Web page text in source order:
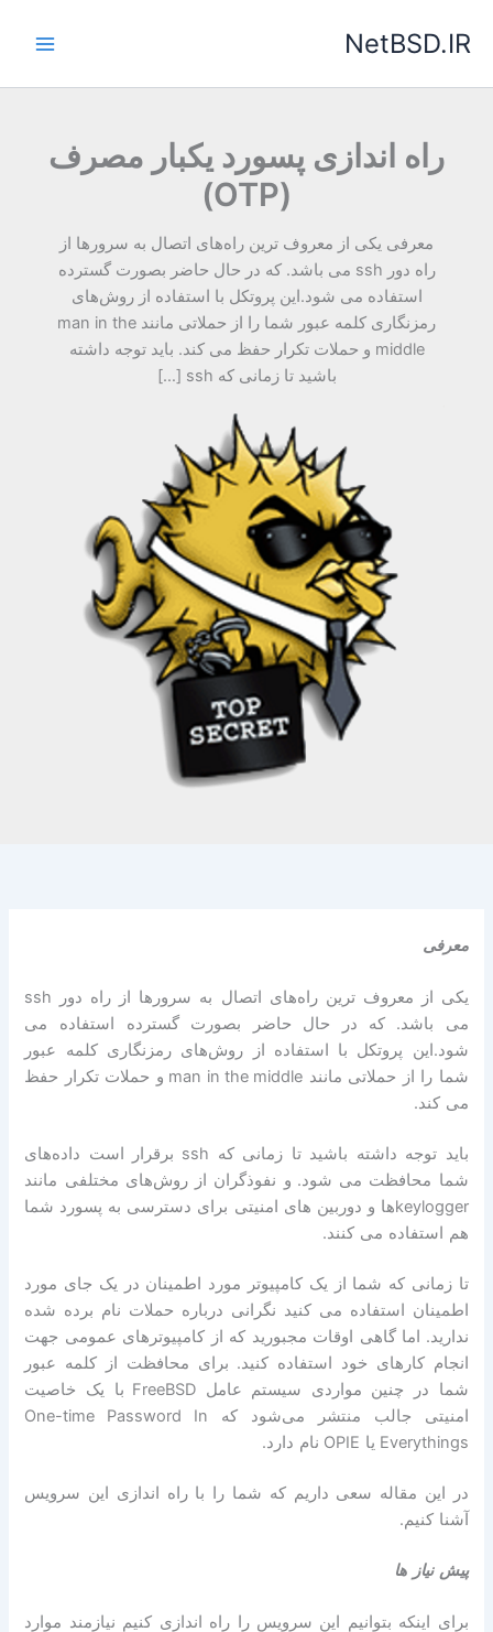
NetBSD.IR
راه اندازی پسورد یکبار مصرف
(OTP)
معرفی یکی از معروف ترین راه‌های اتصال به سرورها از
راه دور ssh می باشد. که در حال حاضر بصورت گسترده
استفاده می شود.این پروتکل با استفاده از روش‌های
رمزنگاری کلمه عبور شما را از حملاتی مانند man in the
middle و حملات تکرار حفظ می کند. باید توجه داشته
باشید تا زمانی که ssh […]
معرفی
یکی از معروف ترین راه‌های اتصال به سرورها از راه دور ssh
می باشد . که در حال حاضر بصورت گسترده استفاده می
شود .این پروتکل با استفاده از روش‌های رمزنگاری کلمه عبور
شما را از حملاتی مانند man in the middle و حملات تکرار حفظ
می کند .
باید توجه داشته باشید تا زمانی که ssh برقرار است داده‌های
شما محافظت می شود . و نفوذگران از روش‌های مختلفی مانند
keyloggerها و دوربین های امنیتی برای دسترسی به پسورد شما
هم استفاده می کنند .
تا زمانی که شما از یک کامپیوتر مورد اطمینان در یک جای مورد
اطمینان استفاده می کنید نگرانی درباره حملات نام برده شده
ندارید . اما گاهی اوقات مجبورید که از کامپیوترهای عمومی جهت
انجام کارهای خود استفاده کنید . برای محافظت از کلمه عبور
شما در چنین مواردی سیستم عامل FreeBSD با یک خاصیت
امنیتی جالب منتشر می‌شود که One-time Password In
Everythings یا OPIE نام دارد .
در این مقاله سعی داریم که شما را با راه اندازی این سرویس
آشنا کنیم.
پیش نیاز ها
برای اینکه بتوانیم این سرویس را راه اندازی کنیم نیازمند موارد